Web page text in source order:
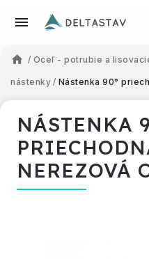
/ Oceľ - potrubie a
nástenky / Nástenka 90°
NÁSTENKA
NEREZOVÁ